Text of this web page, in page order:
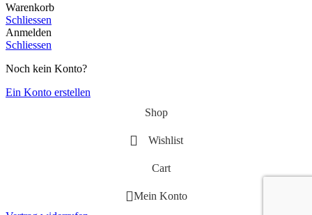
Warenkorb
Schliessen
Anmelden
Schliessen
Noch kein Konto?
Ein Konto erstellen
Shop
Wishlist
Cart
Mein Konto